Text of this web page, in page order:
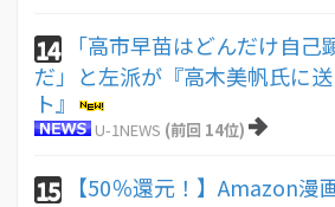
14
「高市早苗はどんだけ自
だ」と左派が『高木美帆氏に
ト』
U-1NEWS (前回 14位)
15
【50％還元！】Amazon漫